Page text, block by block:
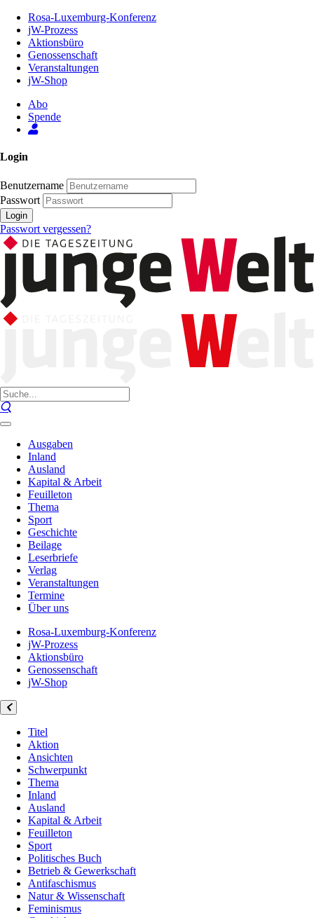
Inhalt
Seite
Rosa-Luxemburg-Konferenz
jW-Prozess
Aktionsbüro
Genossenschaft
Veranstaltungen
jW-Shop
Abo
Spende
Login
Benutzername
Passwort
Login
Passwort vergessen?
Ausgaben
Inland
Ausland
Kapital & Arbeit
Feuilleton
Thema
Sport
Geschichte
Beilage
Leserbriefe
Verlag
Veranstaltungen
Termine
Über uns
Rosa-Luxemburg-Konferenz
jW-Prozess
Aktionsbüro
Genossenschaft
jW-Shop
Titel
Aktion
Ansichten
Schwerpunkt
Thema
Inland
Ausland
Kapital & Arbeit
Feuilleton
Sport
Politisches Buch
Betrieb & Gewerkschaft
Antifaschismus
Natur & Wissenschaft
Feminismus